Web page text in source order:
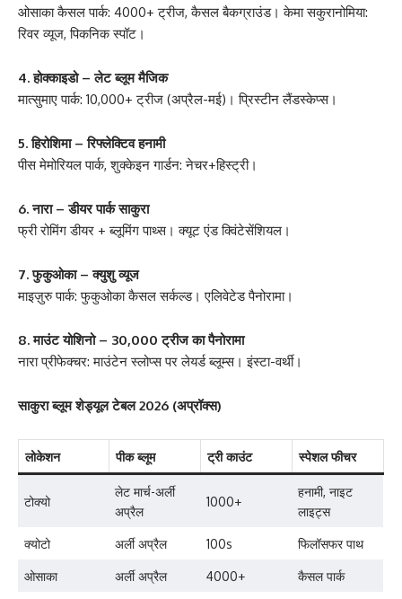
ओसाका कैसल पार्क: 4000+ ट्रीज, कैसल बैकग्राउंड। केमा सकुरानोमिया:
रिवर व्यूज, पिकनिक स्पॉट।
4. होक्काइडो – लेट ब्लूम मैजिक
मात्सुमाए पार्क: 10,000+ ट्रीज (अप्रैल-मई)। प्रिस्टीन लैंडस्केप्स।
5. हिरोशिमा – रिफ्लेक्टिव हनामी
पीस मेमोरियल पार्क, शुक्केइन गार्डन: नेचर+हिस्ट्री।
6. नारा – डीयर पार्क साकुरा
फ्री रोमिंग डीयर + ब्लूमिंग पाथ्स। क्यूट एंड क्विंटेसेंशियल।
7. फुकुओका – क्युशु व्यूज
माइज़ुरु पार्क: फुकुओका कैसल सर्कल्ड। एलिवेटेड पैनोरामा।
8. माउंट योशिनो – 30,000 ट्रीज का पैनोरामा
नारा प्रीफेक्चर: माउंटेन स्लोप्स पर लेयर्ड ब्लूम्स। इंस्टा-वर्थी।
साकुरा ब्लूम शेड्यूल टेबल 2026 (अप्रॉक्स)
लोकेशन पीक ब्लूम ट्री काउंट स्पेशल फीचर
टोक्यो
लेट मार्च-अर्ली
अप्रैल
1000+
हनामी, नाइट
लाइट्स
क्योटो
अर्ली अप्रैल 100s
फिलॉसफर पाथ
ओसाका
अर्ली अप्रैल 4000+
कैसल पार्क